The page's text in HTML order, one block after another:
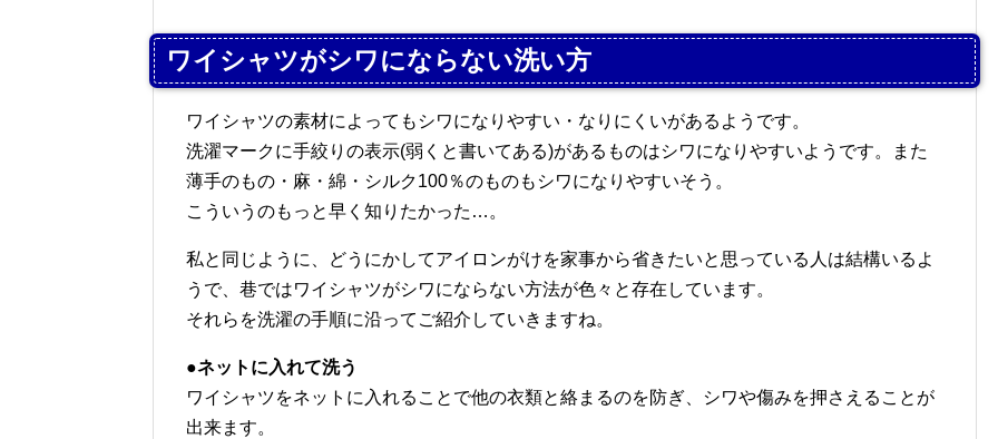
ワイシャツがシワにならない洗い方
ワイシャツの素材によってもシワになりやすい・なりにくいがあるようです。
洗濯マークに手絞りの表示(弱くと書いてある)があるものはシワになりやすいようです。また
薄手のもの・麻・綿・シルク100％のものもシワになりやすいそう。
こういうのもっと早く知りたかった…。
私と同じように、どうにかしてアイロンがけを家事から省きたいと思っている人は結構いるよ
うで、巷ではワイシャツがシワにならない方法が色々と存在しています。
それらを洗濯の手順に沿ってご紹介していきますね。
●ネットに入れて洗う
ワイシャツをネットに入れることで他の衣類と絡まるのを防ぎ、シワや傷みを押さえることが
出来ます。